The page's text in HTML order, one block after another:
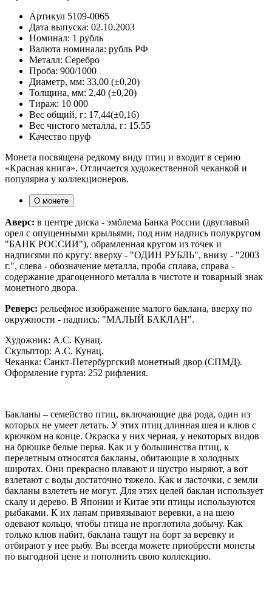
Артикул 5109-0065
Дата выпуска: 02.10.2003
Номинал: 1 рубль
Валюта номинала: рубль РФ
Металл: Серебро
Проба: 900/1000
Диаметр, мм: 33,00 (±0,20)
Толщина, мм: 2,40 (±0,20)
Тираж: 10 000
Вес общий, г: 17,44(±0,16)
Вес чистого металла, г: 15.55
Качество пруф
Монета посвящена редкому виду птиц и входит в серию
«Красная книга». Отличается художественной чеканкой и
популярна у коллекционеров.
О монете
Аверс: в центре диска - эмблема Банка России (двуглавый
орел с опущенными крыльями, под ним надпись полукругом
"БАНК РОССИИ"), обрамленная кругом из точек и
надписями по кругу: вверху - "ОДИН РУБЛЬ", внизу - "2003
г.", слева - обозначение металла, проба сплава, справа -
содержание драгоценного металла в чистоте и товарный знак
монетного двора.
Реверс: рельефное изображение малого баклана, вверху по
окружности - надпись: "МАЛЫЙ БАКЛАН".
Художник: А.С. Кунац.
Скульптор: А.С. Кунац.
Чеканка: Санкт-Петербургский монетный двор (СПМД).
Оформление гурта: 252 рифления.
Бакланы – семейство птиц, включающие два рода, один из
которых не умеет летать. У этих птиц длинная шея и клюв с
крючком на конце. Окраска у них черная, у некоторых видов
на брюшке белые перья. Как и у большинства птиц, к
перелетным относятся бакланы, обитающие в холодных
широтах. Они прекрасно плавают и шустро ныряют, а вот
взлетают с воды достаточно тяжело. Как и ласточки, с земли
бакланы взлететь не могут. Для этих целей баклан использует
скалу и дерево. В Японии и Китае эти птицы используются
рыбаками. К их лапам привязывают веревки, а на шею
одевают кольцо, чтобы птица не проглотила добычу. Как
только клюв набит, баклана тащут на борт за веревку и
отбирают у нее рыбу. Вы всегда можете приобрести монеты
по выгодной цене и пополнить свою коллекцию.